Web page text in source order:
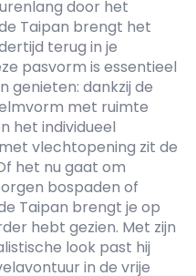
door het
Taipan brengt het
terug in je
pasvorm is essentieel
genieten: dankzij de
met ruimte
het individueel
vlechtopening zit de
het nu gaat om
bospaden of
Taipan brengt je op
hebt gezien. Met zijn
look past hij
in de vrije